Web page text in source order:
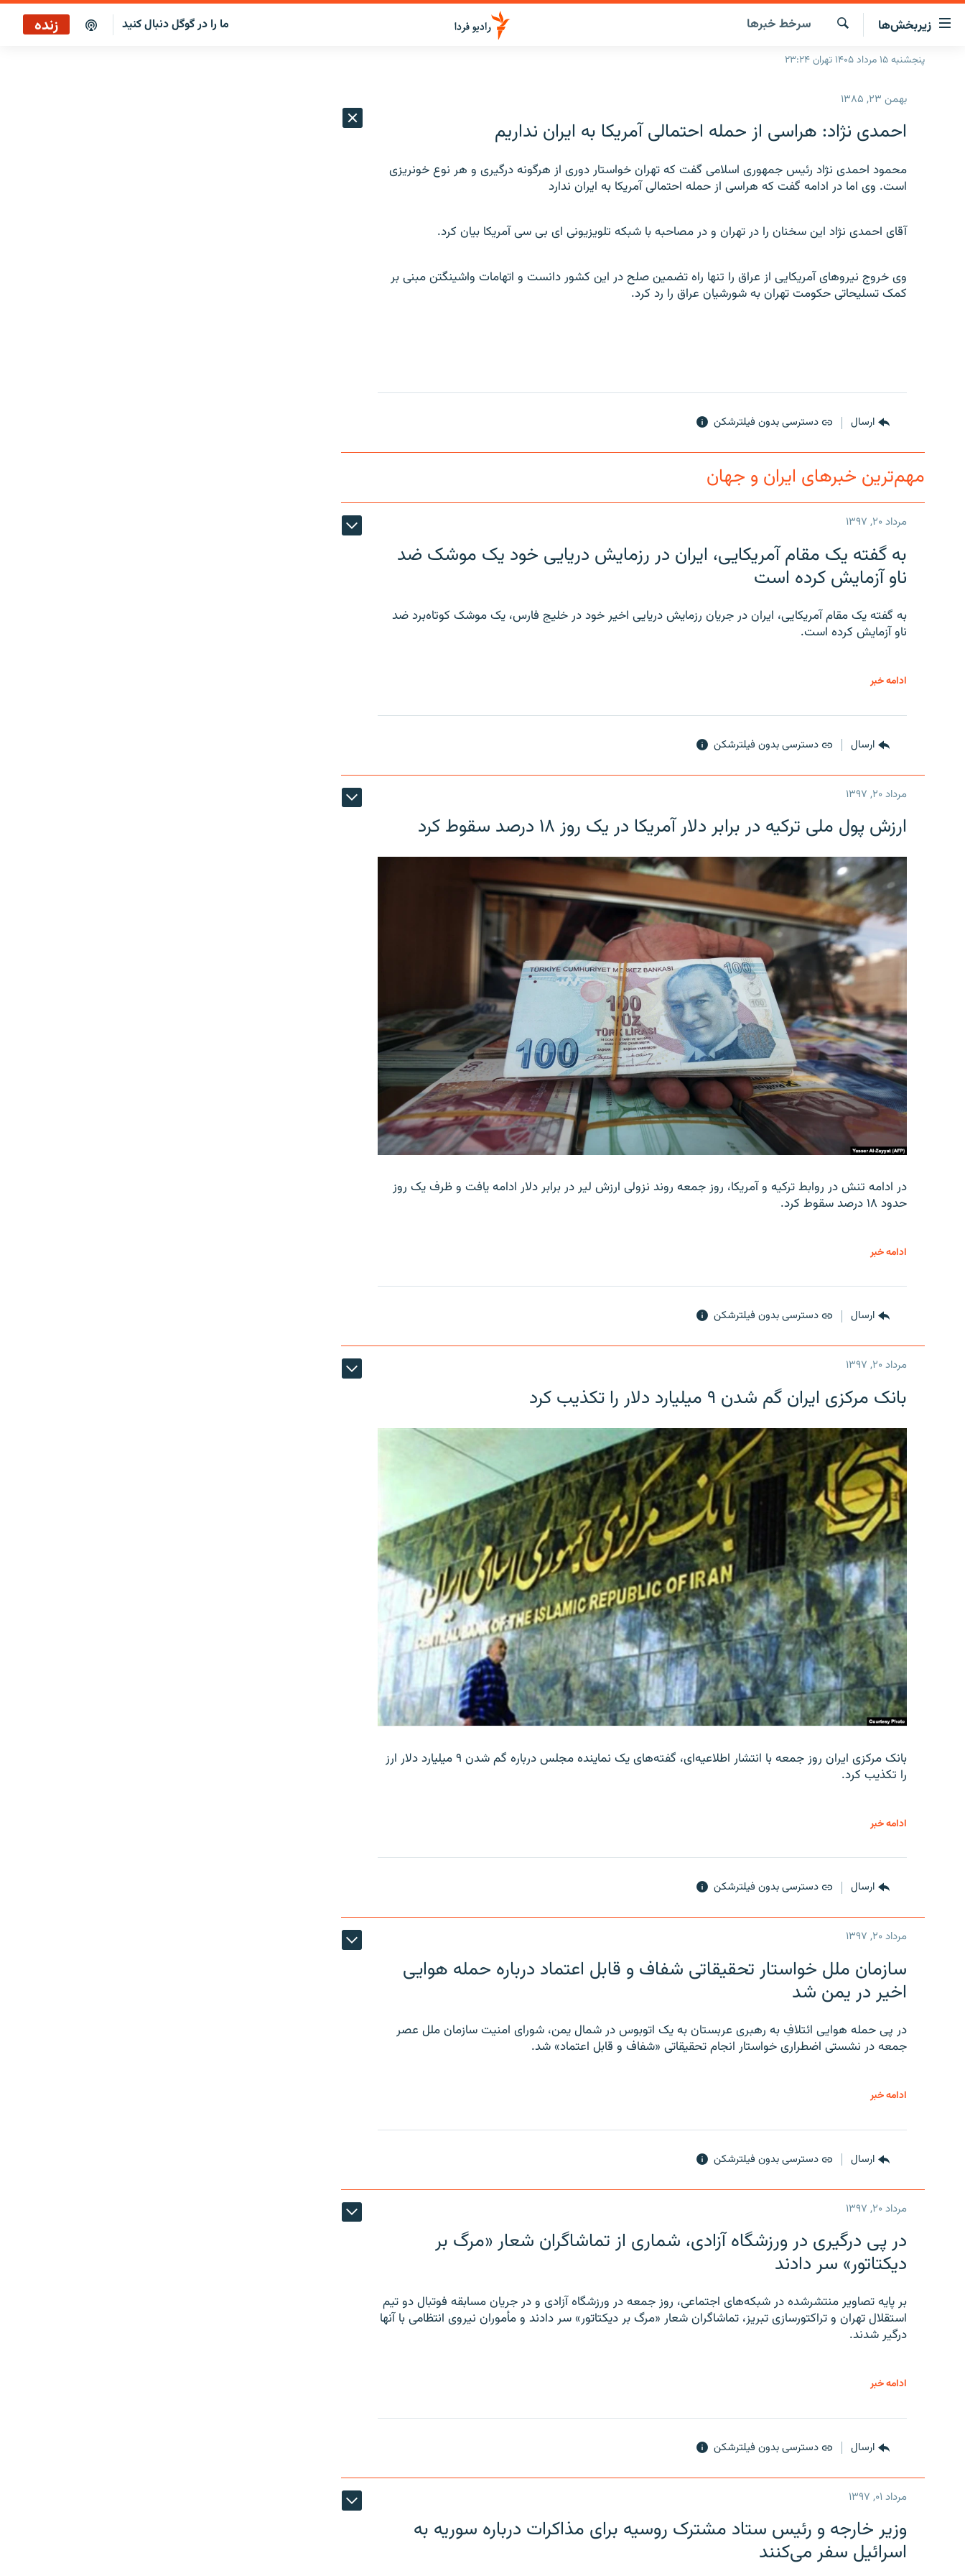
لینک‌های
قابلیت
دسترسی
زیربخش‌ها
صفحه اصلی
انتخاب کنید و بشنوید
برنامه‌های رادیویی
چندرسانه‌ای
جستجو
سرخط‌ خبرها ما را در گوگل دنبال کنید زنده
پنجشنبه ۱۵ مرداد ۱۴۰۵ تهران ۲۳:۲۴
بهمن ۲۳, ۱۳۸۵
احمدی نژاد: هراسی از حمله احتمالی آمریکا به ایران نداریم
محمود احمدی نژاد رئیس جمهوری اسلامی گفت که تهران خواستار دوری از هرگونه درگیری و هر نوع خونریزی
است. وی اما در ادامه گفت که هراسی از حمله احتمالی آمریکا به ایران ندارد
آقای احمدی نژاد این سخنان را در تهران و در مصاحبه با شبکه تلویزیونی ای بی سی آمریکا بیان کرد.
وی خروج نیروهای آمریکایی از عراق را تنها راه تضمین صلح در این کشور دانست و اتهامات واشینگتن مبنی بر
کمک تسلیحاتی حکومت تهران به شورشیان عراق را رد کرد.
ارسال دسترسی بدون فیلترشکن
مهم‌ترین خبرهای ایران و جهان
مرداد ۲۰, ۱۳۹۷
به گفته یک مقام آمریکایی، ایران در رزمایش دریایی خود یک موشک ضد
ناو آزمایش کرده است
به گفته یک مقام آمریکایی، ایران در جریان رزمایش دریایی اخیر خود در خلیج فارس، یک موشک کوتاه‌برد ضد
ناو آزمایش کرده است.
ادامه خبر
ارسال دسترسی بدون فیلترشکن
مرداد ۲۰, ۱۳۹۷
ارزش پول ملی ترکیه در برابر دلار آمریکا در یک روز ۱۸ درصد سقوط کرد
در ادامه تنش در روابط ترکیه و آمریکا، روز جمعه روند نزولی ارزش لیر در برابر دلار ادامه یافت و ظرف یک روز
حدود ۱۸ درصد سقوط کرد.
ادامه خبر
ارسال دسترسی بدون فیلترشکن
مرداد ۲۰, ۱۳۹۷
بانک مرکزی ایران گم شدن ۹ میلیارد دلار را تکذیب کرد
بانک مرکزی ایران روز جمعه با انتشار اطلاعیه‌ای، گفته‌های یک نماینده مجلس درباره گم شدن ۹ میلیارد دلار ارز
را تکذیب کرد.
ادامه خبر
ارسال دسترسی بدون فیلترشکن
مرداد ۲۰, ۱۳۹۷
سازمان ملل خواستار تحقیقاتی شفاف و قابل اعتماد درباره حمله هوایی
اخیر در یمن شد
در پی حمله هوایی ائتلافِ به رهبری عربستان به یک اتوبوس در شمال یمن، شورای امنیت سازمان ملل عصر
جمعه در نشستی اضطراری خواستار انجام تحقیقاتی «شفاف و قابل اعتماد» شد.
ادامه خبر
ارسال دسترسی بدون فیلترشکن
مرداد ۲۰, ۱۳۹۷
در پی درگیری در ورزشگاه آزادی، شماری از تماشاگران شعار «مرگ بر
دیکتاتور» سر دادند
بر پایه تصاویر منتشرشده در شبکه‌های اجتماعی، روز جمعه در ورزشگاه آزادی و در جریان مسابقه فوتبال دو تیم
استقلال تهران و تراکتورسازی تبریز، تماشاگران شعار «مرگ بر دیکتاتور» سر دادند و مأموران نیروی انتظامی با آنها
درگیر شدند.
ادامه خبر
ارسال دسترسی بدون فیلترشکن
مرداد ۰۱, ۱۳۹۷
وزیر خارجه و رئیس‌ ستاد مشترک روسیه برای مذاکرات درباره سوریه به
اسرائیل سفر می‌کنند